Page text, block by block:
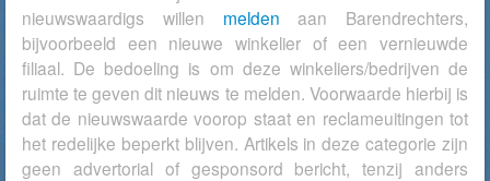
nieuwswaardigs willen melden aan Barendrechters,
bijvoorbeeld een nieuwe winkelier of een vernieuwde
filiaal. De bedoeling is om deze winkeliers/bedrijven de
ruimte te geven dit nieuws te melden. Voorwaarde hierbij is
dat de nieuwswaarde voorop staat en reclameuitingen tot
het redelijke beperkt blijven. Artikels in deze categorie zijn
geen advertorial of gesponsord bericht, tenzij anders